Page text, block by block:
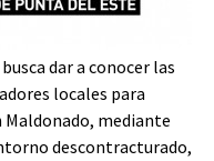
busca dar a conocer las
locales para
mediante
descontracturado,